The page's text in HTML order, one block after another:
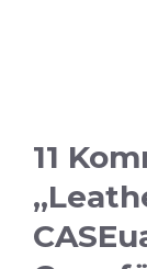
11